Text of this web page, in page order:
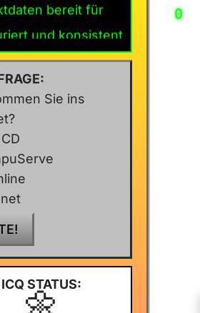
und konsistent
Sie ins
ICQ STATUS:
🌼